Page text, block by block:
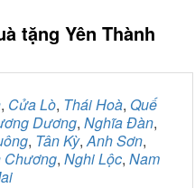
tặng Yên Thành
, Cửa Lò, Thái Hoà, Quế
Dương, Nghĩa Đàn,
, Tân Kỳ,Anh Sơn,
Chương, Nghi Lộc, Nam